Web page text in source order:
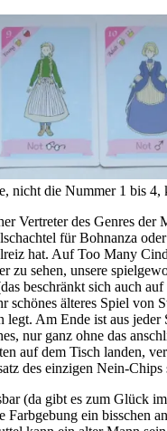
nicht die Nummer 1 bis
Vertreter des Genres
für Bohnanza
hat. Auf Too Many
zu sehen, unsere
beschränkt sich auch
schönes älteres Spiel
legt. Am Ende ist aus
nur ganz ohne das
auf dem Tisch landen,
des einzigen Nein-
(da gibt es zum Glück
ein bisschen